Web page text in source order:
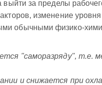
за пределы
изменение уровня
обычными физико-
"саморазряду", т.е.
и снижается при